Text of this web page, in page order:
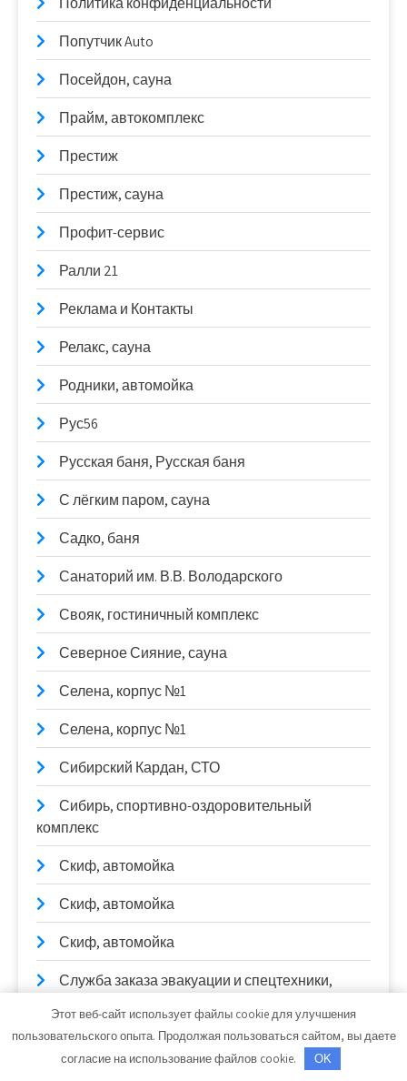
Попутчик Auto
Посейдон, сауна
Прайм, автокомплекс
Престиж
Престиж, сауна
Профит-сервис
Ралли 21
Реклама и Контакты
Релакс, сауна
Родники, автомойка
Рус56
Русская баня, Русская баня
С лёгким паром, сауна
Садко, баня
Санаторий им. В.В. Володарского
Свояк, гостиничный комплекс
Северное Сияние, сауна
Селена, корпус №1
Селена, корпус №1
Сибирский Кардан, СТО
Сибирь, спортивно-оздоровительный
комплекс
Скиф, автомойка
Скиф, автомойка
Скиф, автомойка
Служба заказа эвакуации и спецтехники,
Служба эвакуации автомобилей, Служба
эвакуации автомобилей
Этот веб-сайт использует файлы cookie для улучшения
пользовательского опыта. Продолжая пользоваться сайтом, вы даете
согласие на использование файлов cookie.
OK